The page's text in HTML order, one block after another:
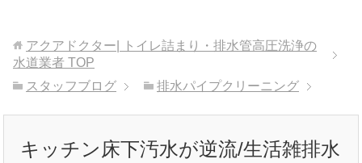
アクアドクター| トイレ詰まり・排水管高圧洗浄の
水道業者 TOP
スタッフブログ
排水パイプクリーニング
キッチン床下汚水が逆流/生活雑排水